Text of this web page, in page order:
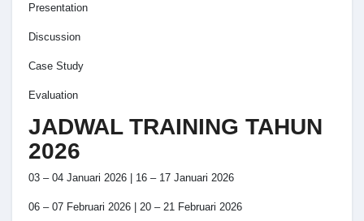
Presentation
Discussion
Case Study
Evaluation
JADWAL TRAINING TAHUN
2026
03 – 04 Januari 2026 | 16 – 17 Januari 2026
06 – 07 Februari 2026 | 20 – 21 Februari 2026